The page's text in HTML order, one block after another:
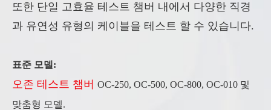
또한 단일 고효율 테스트 챔버 내에서 다양한 직경
과 유연성 유형의 케이블을 테스트 할 수 있습니다.
표준 모델:
오존 테스트 챔버 OC-250, OC-500, OC-800, OC-010 및
맞춤형 모델.